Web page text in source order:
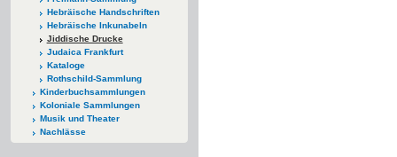
Hebräische Handschriften
Hebräische Inkunabeln
Jiddische Drucke
Judaica Frankfurt
Kataloge
Rothschild-Sammlung
Kinderbuchsammlungen
Koloniale Sammlungen
Musik und Theater
Nachlässe